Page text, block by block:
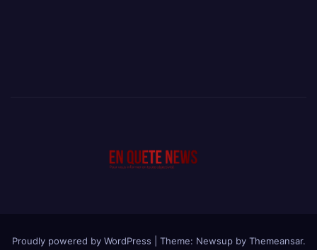
Proudly powered by WordPress Theme: Newsup by Themeansar.